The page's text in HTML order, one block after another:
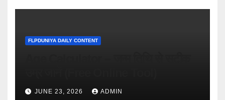
FLPDUNIYA DAILY CONTENT
JUNE 23, 2026 ADMIN